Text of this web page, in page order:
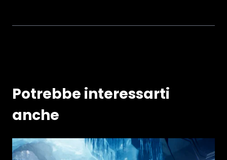
Potrebbe interessarti
anche